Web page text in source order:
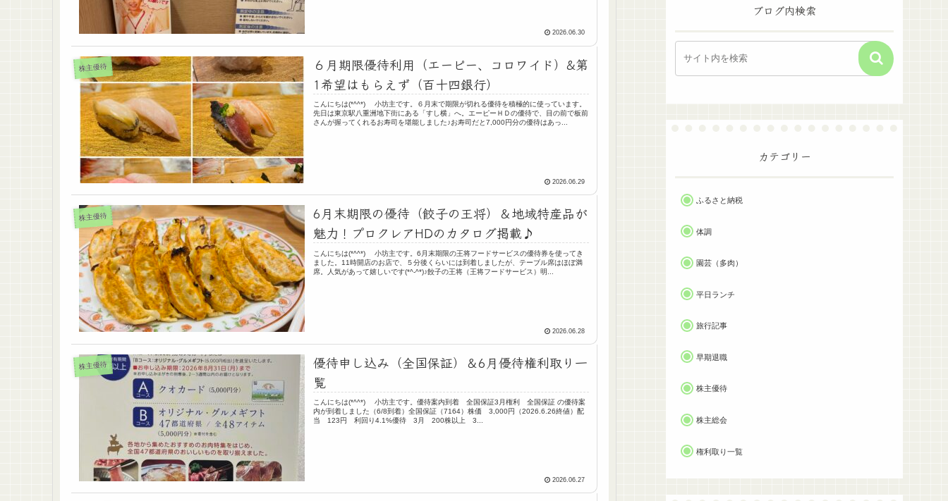
2026.06.30
株主優待
６月期限優待利用（エーピー、コロワイド）&第
1希望はもらえず（百十四銀行）
こんにちは(*^^*) 小坊主です。６月末で期限が切れる優待を積極的に使っています。
先日は東京駅八重洲地下街にある「すし横」へ。エーピーＨＤの優待で、目の前で板前
さんが握ってくれるお寿司を堪能しました♪お寿司だと7,000円分の優待はあっ...
2026.06.29
株主優待
6月末期限の優待（餃子の王将）＆地域特産品が
魅力！プロクレアHDのカタログ掲載♪
こんにちは(*^^*) 小坊主です。6月末期限の王将フードサービスの優待券を使ってき
ました。11時開店のお店で、５分後くらいには到着しましたが、テーブル席はほぼ満
席。人気があって嬉しいです(*^-^*)♪餃子の王将（王将フードサービス）明...
2026.06.28
株主優待
優待申し込み（全国保証）＆6月優待権利取り一
覧
こんにちは(*^^*) 小坊主です。優待案内到着 全国保証3月権利 全国保証 の優待案
内が到着しました（6/8到着）全国保証（7164）株価 3,000円（2026.6.26終値）配
当 123円 利回り4.1%優待 3月 200株以上 3...
2026.06.27
ブログ内検索
カテゴリー
ふるさと納税
体調
園芸（多肉）
平日ランチ
旅行記事
早期退職
株主優待
株主総会
権利取り一覧